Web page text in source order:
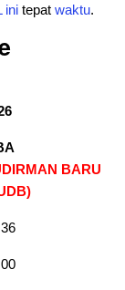
ini tepat waktu.
BARU
)